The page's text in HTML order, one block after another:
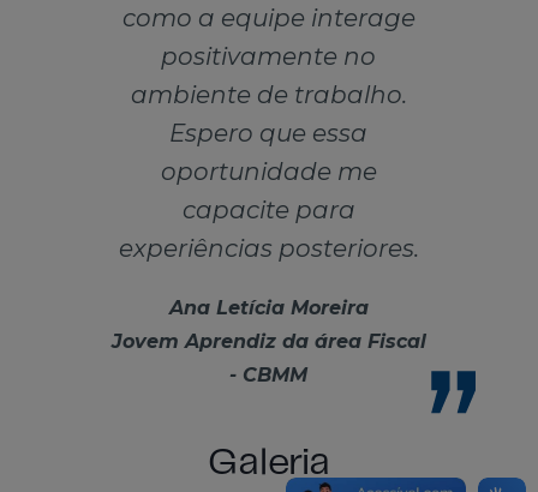
como a equipe interage
positivamente no
ambiente de trabalho.
Espero que essa
oportunidade me
capacite para
experiências posteriores.
Ana Letícia Moreira
Jovem Aprendiz da área Fiscal
- CBMM
Galeria